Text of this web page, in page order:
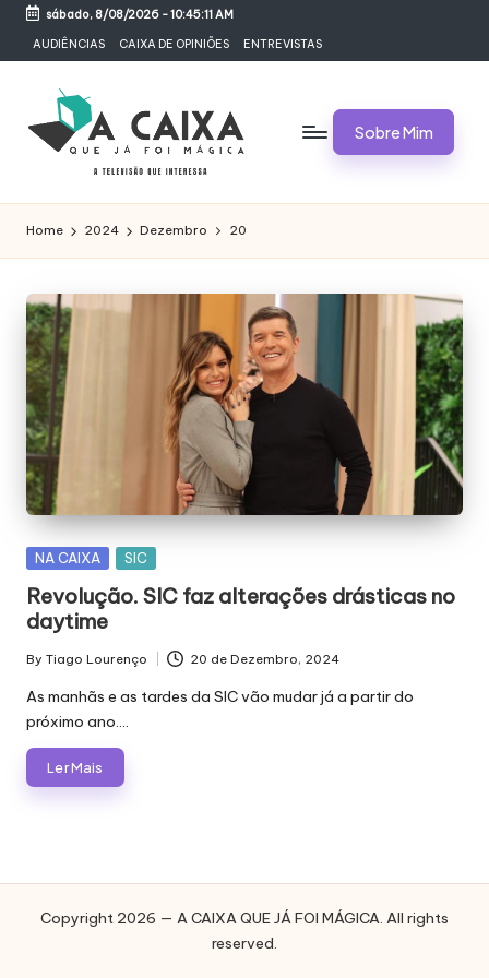
content
sábado, 8/08/2026-10:45:11 AM
AUDIÊNCIAS CAIXA DE OPINIÕES ENTREVISTAS
A
C
A
I
X
A
Q
U
E
J
Á
F
O
I
M
Á
G
C
A
Programas,
Séries
e
Bastidores
Sobre Mim
Home 2024 Dezembro 20
Posted
NA CAIXA SIC
Revolução. SIC faz alterações drásticas no
daytime
Posted
by
By Tiago Lourenço 20 de Dezembro, 2024
As manhãs e as tardes da SIC vão mudar já a partir do
próximo ano.…
Ler Mais
Copyright 2026 — A CAIXA QUE JÁ FOI MÁGICA. All rights
reserved.